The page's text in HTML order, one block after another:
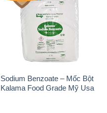
KOH ( 90%) – Potassium
Hydroxide Unid Hàn Quốc